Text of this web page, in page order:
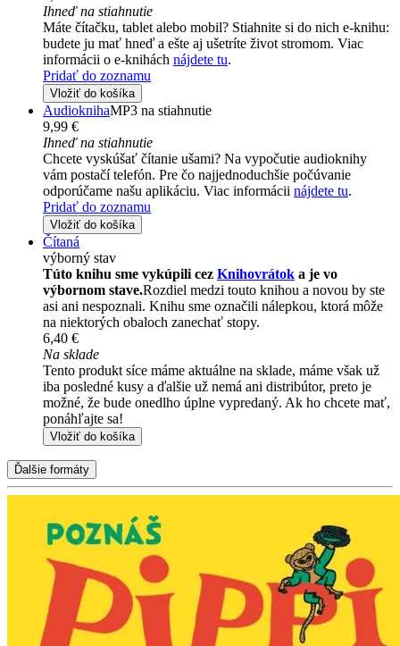
Ihneď na stiahnutie
Máte čítačku, tablet alebo mobil? Stiahnite si do nich e-knihu:
budete ju mať hneď a ešte aj ušetríte život stromom. Viac
informácii o e-knihách nájdete tu.
Pridať do zoznamu
Vložiť do košíka
AudioknihaMP3 na stiahnutie
9,99 €
Ihneď na stiahnutie
Chcete vyskúšať čítanie ušami? Na vypočutie audioknihy
vám postačí telefón. Pre čo najjednoduchšie počúvanie
odporúčame našu aplikáciu. Viac informácii nájdete tu.
Pridať do zoznamu
Vložiť do košíka
Čítaná
výborný stav
Túto knihu sme vykúpili cez Knihovrátok a je vo
výbornom stave.Rozdiel medzi touto knihou a novou by ste
asi ani nespoznali. Knihu sme označili nálepkou, ktorá môže
na niektorých obaloch zanechať stopy.
6,40 €
Na sklade
Tento produkt síce máme aktuálne na sklade, máme však už
iba posledné kusy a ďalšie už nemá ani distribútor, preto je
možné, že bude onedlho úplne vypredaný. Ak ho chcete mať,
ponáhľajte sa!
Vložiť do košíka
Ďalšie formáty